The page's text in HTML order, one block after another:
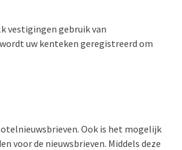
vestigingen gebruik van
uw kenteken geregistreerd om
Ook is het mogelijk
voor de nieuwsbrieven. Middels deze